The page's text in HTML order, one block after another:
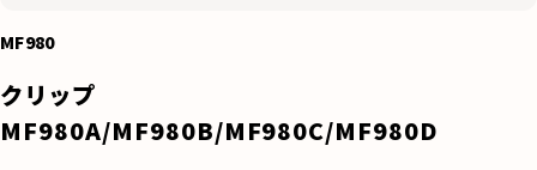
b
MF980
クリップ
MF980A/MF980B/MF980C/MF980D